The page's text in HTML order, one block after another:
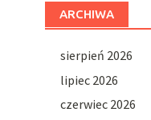
ARCHIWA
sierpień 2026
lipiec 2026
czerwiec 2026